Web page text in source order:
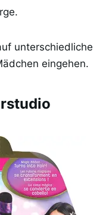
unterschiedliche
eingehen.